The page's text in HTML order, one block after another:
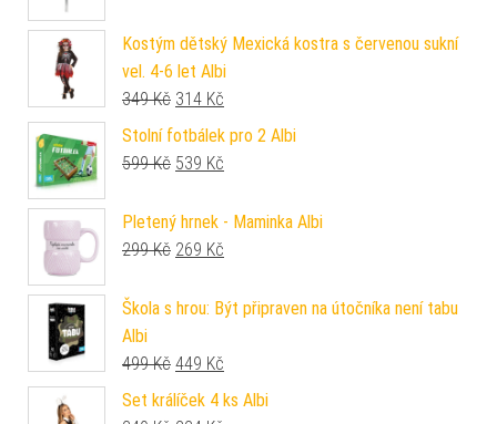
Kostým dětský Mexická kostra s červenou sukní
vel. 4-6 let Albi
349Kč Původní cena byla: 349 Kč.
314 Kč
Stolní fotbálek pro 2 Albi
599Kč Původní cena byla: 599 Kč.
539 Kč
Pletený hrnek - Maminka Albi
299Kč Původní cena byla: 299 Kč.
269 Kč
Škola s hrou: Být připraven na útočníka není tabu
Albi
499Kč Původní cena byla: 499 Kč.
449 Kč
Set králíček 4 ks Albi